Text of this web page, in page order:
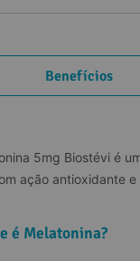
Benefícios
5mg Biostévi é
ação antioxidante
é Melatonina?